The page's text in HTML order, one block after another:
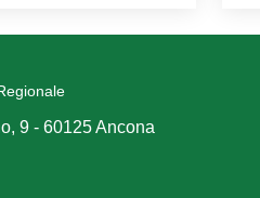
9 - 60125 Ancona